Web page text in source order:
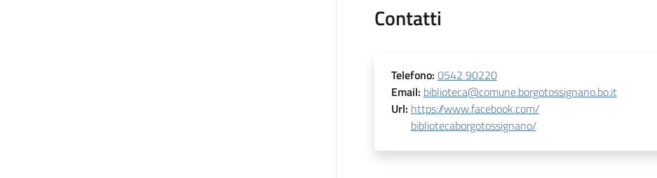
Contatti
Telefono: 0542 90220
Email: biblioteca@comune.borgotossignano.bo.it
Url: https://www.facebook.com/
bibliotecaborgotossignano/